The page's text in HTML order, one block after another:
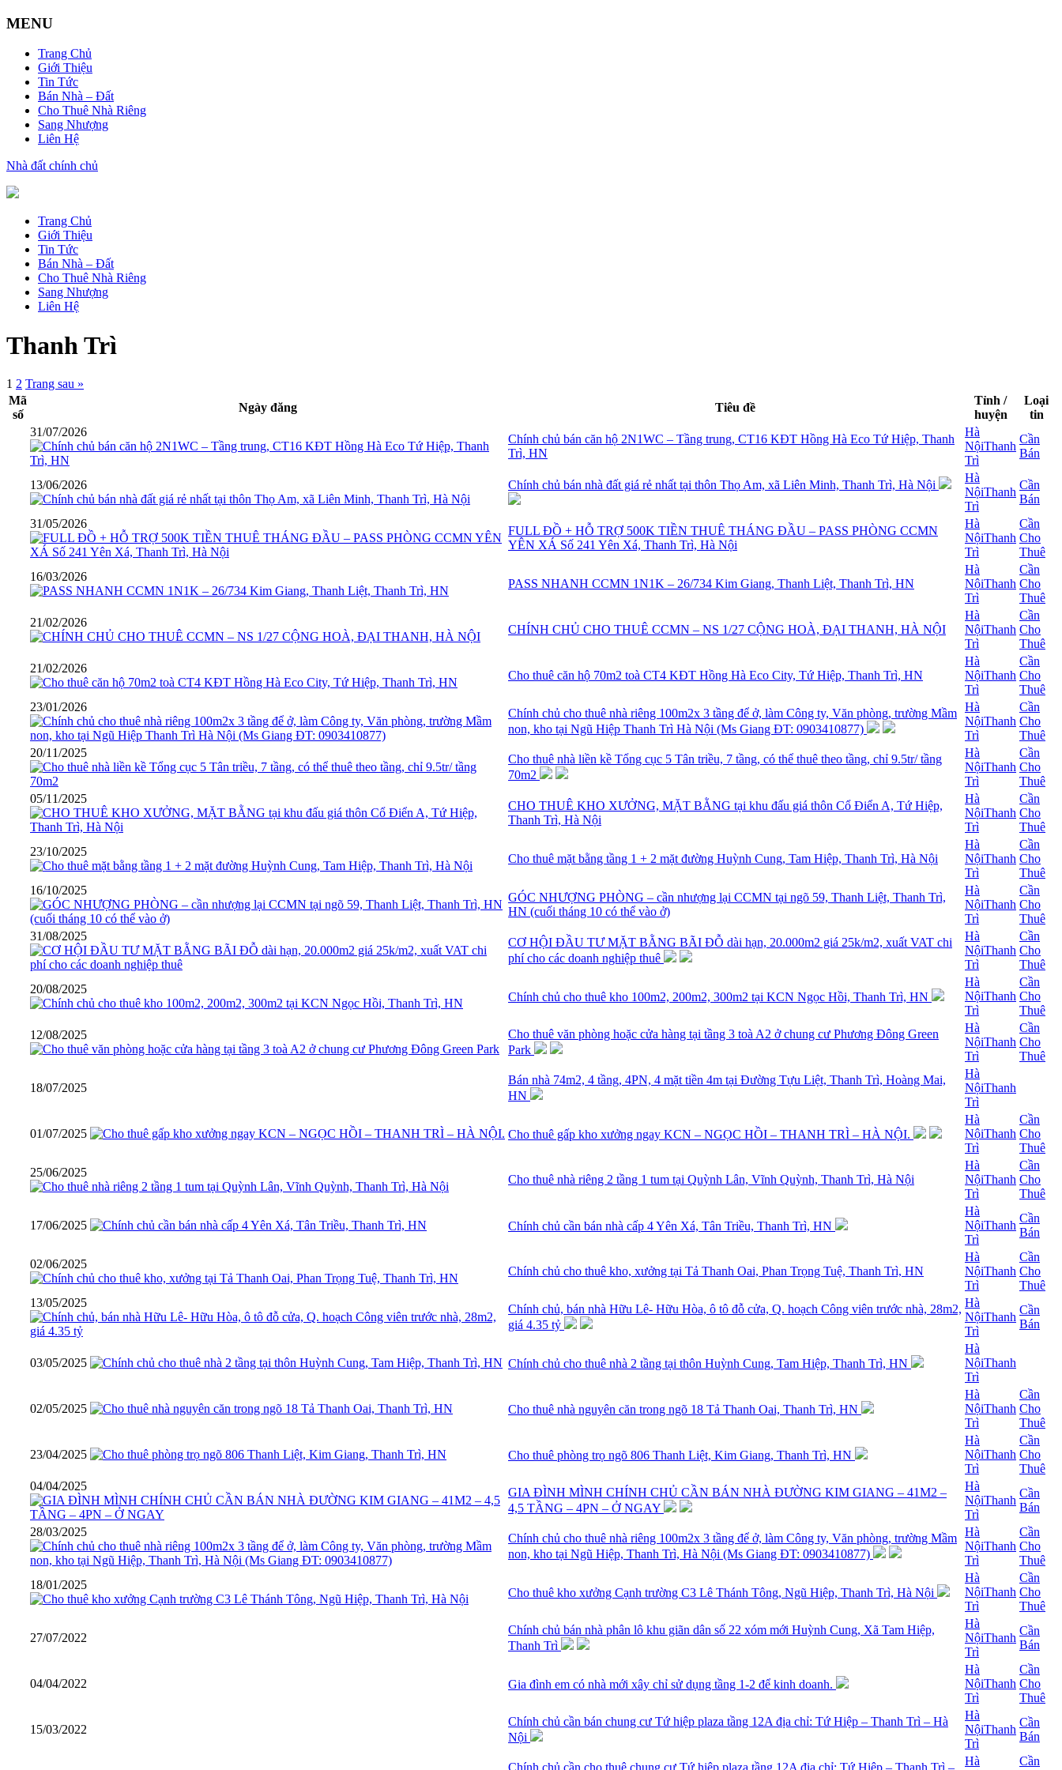
MENU
Trang Chủ
Giới Thiệu
Tin Tức
Bán Nhà – Đất
Cho Thuê Nhà Riêng
Sang Nhượng
Liên Hệ
Nhà đất chính chủ
Trang Chủ
Giới Thiệu
Tin Tức
Bán Nhà – Đất
Cho Thuê Nhà Riêng
Sang Nhượng
Liên Hệ
Thanh Trì
1 2 Trang sau »
Mã
số
Ngày đăng Tiêu đề
Tỉnh /
huyện
Loại
tin
31/07/2026
Chính chủ bán căn hộ 2N1WC – Tầng trung, CT16 KĐT Hồng Hà Eco Tứ Hiệp, Thanh
Trì, HN
Hà
NộiThanh
Trì
Cần
Bán
13/06/2026 Chính chủ bán nhà đất giá rẻ nhất tại thôn Thọ Am, xã Liên Minh, Thanh Trì, Hà Nội
Hà
NộiThanh
Trì
Cần
Bán
31/05/2026
FULL ĐỒ + HỖ TRỢ 500K TIỀN THUÊ THÁNG ĐẦU – PASS PHÒNG CCMN
YÊN XÁ Số 241 Yên Xá, Thanh Trì, Hà Nội
Hà
NộiThanh
Trì
Cần
Cho
Thuê
16/03/2026
PASS NHANH CCMN 1N1K – 26/734 Kim Giang, Thanh Liệt, Thanh Trì, HN
Hà
NộiThanh
Trì
Cần
Cho
Thuê
21/02/2026
CHÍNH CHỦ CHO THUÊ CCMN – NS 1/27 CỘNG HOÀ, ĐẠI THANH, HÀ NỘI
Hà
NộiThanh
Trì
Cần
Cho
Thuê
21/02/2026
Cho thuê căn hộ 70m2 toà CT4 KĐT Hồng Hà Eco City, Tứ Hiệp, Thanh Trì, HN
Hà
NộiThanh
Trì
Cần
Cho
Thuê
23/01/2026
Chính chủ cho thuê nhà riêng 100m2x 3 tầng để ở, làm Công ty, Văn phòng, trường Mầm
non, kho tại Ngũ Hiệp Thanh Trì Hà Nội (Ms Giang ĐT: 0903410877)
Hà
NộiThanh
Trì
Cần
Cho
Thuê
20/11/2025
Cho thuê nhà liền kề Tổng cục 5 Tân triều, 7 tầng, có thể thuê theo tầng, chỉ 9.5tr/ tầng
70m2
Hà
NộiThanh
Trì
Cần
Cho
Thuê
05/11/2025
CHO THUÊ KHO XƯỞNG, MẶT BẰNG tại khu đấu giá thôn Cổ Điển A, Tứ Hiệp,
Thanh Trì, Hà Nội
Hà
NộiThanh
Trì
Cần
Cho
Thuê
23/10/2025
Cho thuê mặt bằng tầng 1 + 2 mặt đường Huỳnh Cung, Tam Hiệp, Thanh Trì, Hà Nội
Hà
NộiThanh
Trì
Cần
Cho
Thuê
16/10/2025
GÓC NHƯỢNG PHÒNG – cần nhượng lại CCMN tại ngõ 59, Thanh Liệt, Thanh Trì,
HN (cuối tháng 10 có thể vào ở)
Hà
NộiThanh
Trì
Cần
Cho
Thuê
31/08/2025
CƠ HỘI ĐẦU TƯ MẶT BẰNG BÃI ĐỖ dài hạn, 20.000m2 giá 25k/m2, xuất VAT chi
phí cho các doanh nghiệp thuê
Hà
NộiThanh
Trì
Cần
Cho
Thuê
20/08/2025
Chính chủ cho thuê kho 100m2, 200m2, 300m2 tại KCN Ngọc Hồi, Thanh Trì, HN
Hà
NộiThanh
Trì
Cần
Cho
Thuê
12/08/2025
Cho thuê văn phòng hoặc cửa hàng tại tầng 3 toà A2 ở chung cư Phương Đông Green
Park
Hà
NộiThanh
Trì
Cần
Cho
Thuê
18/07/2025
Bán nhà 74m2, 4 tầng, 4PN, 4 mặt tiền 4m tại Đường Tựu Liệt, Thanh Trì, Hoàng Mai,
HN
Hà
NộiThanh
Trì
01/07/2025 Cho thuê gấp kho xưởng ngay KCN – NGỌC HỒI – THANH TRÌ – HÀ NỘI.
Hà
NộiThanh
Trì
Cần
Cho
Thuê
25/06/2025
Cho thuê nhà riêng 2 tầng 1 tum tại Quỳnh Lân, Vĩnh Quỳnh, Thanh Trì, Hà Nội
Hà
NộiThanh
Trì
Cần
Cho
Thuê
17/06/2025 Chính chủ cần bán nhà cấp 4 Yên Xá, Tân Triều, Thanh Trì, HN
Hà
NộiThanh
Trì
Cần
Bán
02/06/2025
Chính chủ cho thuê kho, xưởng tại Tả Thanh Oai, Phan Trọng Tuệ, Thanh Trì, HN
Hà
NộiThanh
Trì
Cần
Cho
Thuê
13/05/2025
Chính chủ, bán nhà Hữu Lê- Hữu Hòa, ô tô đỗ cửa, Q. hoạch Công viên trước nhà, 28m2,
giá 4.35 tỷ
Hà
NộiThanh
Trì
Cần
Bán
03/05/2025 Chính chủ cho thuê nhà 2 tầng tại thôn Huỳnh Cung, Tam Hiệp, Thanh Trì, HN
Hà
NộiThanh
Trì
02/05/2025 Cho thuê nhà nguyên căn trong ngõ 18 Tả Thanh Oai, Thanh Trì, HN
Hà
NộiThanh
Trì
Cần
Cho
Thuê
23/04/2025 Cho thuê phòng trọ ngõ 806 Thanh Liệt, Kim Giang, Thanh Trì, HN
Hà
NộiThanh
Trì
Cần
Cho
Thuê
04/04/2025
GIA ĐÌNH MÌNH CHÍNH CHỦ CẦN BÁN NHÀ ĐƯỜNG KIM GIANG – 41M2 –
4,5 TẦNG – 4PN – Ở NGAY
Hà
NộiThanh
Trì
Cần
Bán
28/03/2025
Chính chủ cho thuê nhà riêng 100m2x 3 tầng để ở, làm Công ty, Văn phòng, trường Mầm
non, kho tại Ngũ Hiệp, Thanh Trì, Hà Nội (Ms Giang ĐT: 0903410877)
Hà
NộiThanh
Trì
Cần
Cho
Thuê
18/01/2025
Cho thuê kho xưởng Cạnh trường C3 Lê Thánh Tông, Ngũ Hiệp, Thanh Trì, Hà Nội
Hà
NộiThanh
Trì
Cần
Cho
Thuê
27/07/2022
Chính chủ bán nhà phân lô khu giãn dân số 22 xóm mới Huỳnh Cung, Xã Tam Hiệp,
Thanh Trì
Hà
NộiThanh
Trì
Cần
Bán
04/04/2022 Gia đình em có nhà mới xây chỉ sử dụng tầng 1-2 để kinh doanh.
Hà
NộiThanh
Trì
Cần
Cho
Thuê
15/03/2022
Chính chủ cần bán chung cư Tứ hiệp plaza tầng 12A địa chỉ: Tứ Hiệp – Thanh Trì – Hà
Nội
Hà
NộiThanh
Trì
Cần
Bán
Hà
Cần